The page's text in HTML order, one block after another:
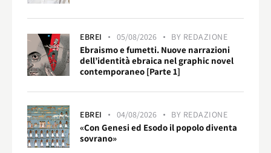
EBREI 05/08/2026 BY REDAZIONE
Ebraismo e fumetti. Nuove narrazioni
dell’identità ebraica nel graphic novel
contemporaneo [Parte 1]
EBREI 04/08/2026 BY REDAZIONE
«Con Genesi ed Esodo il popolo diventa
sovrano»